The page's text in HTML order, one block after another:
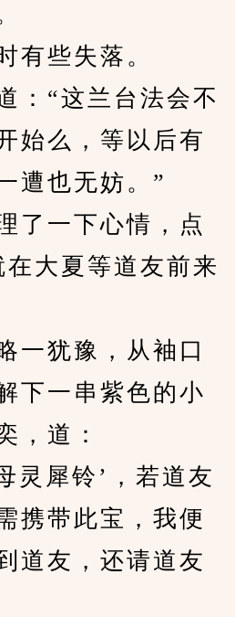
些失落。
“这兰台法会不
始么，等以后有
遭也无妨。”
一下心情，点
大夏等道友前来
犹豫，从袖口
下一串紫色的小
，道：
犀铃’，若道友
携带此宝，我便
道友，还请道友